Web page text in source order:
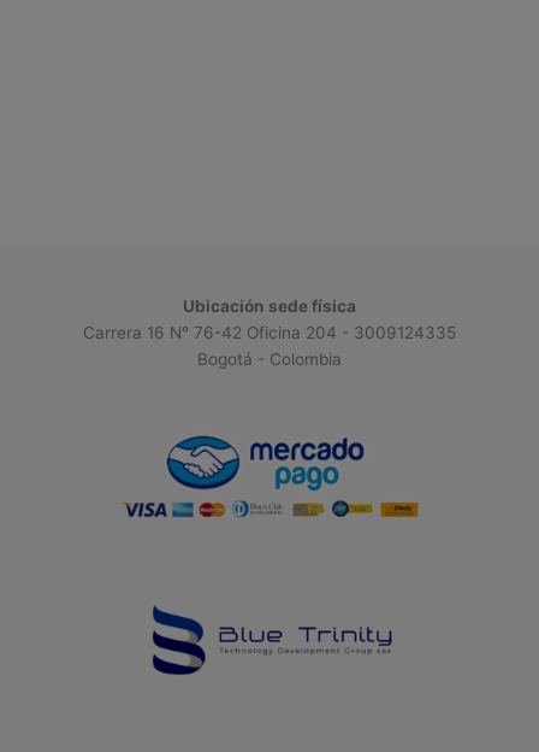
Ubicación sede física
Carrera 16 N° 76-42 Oficina 204 - 3009124335
Bogotá - Colombia